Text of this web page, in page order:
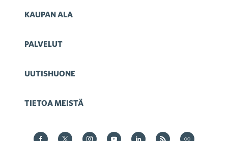
KAUPAN ALA
PALVELUT
UUTISHUONE
TIETOA MEISTÄ
Kauppa Facebookissa
Kauppa Twitterissä
Kauppa on Instagram
Kauppa YouTubesssa
Kauppa LinkedInissä
Kauppa on RSS